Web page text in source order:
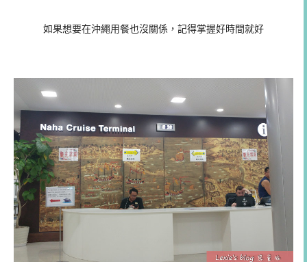
如果想要在沖繩用餐也沒關係，記得掌握好時間就好